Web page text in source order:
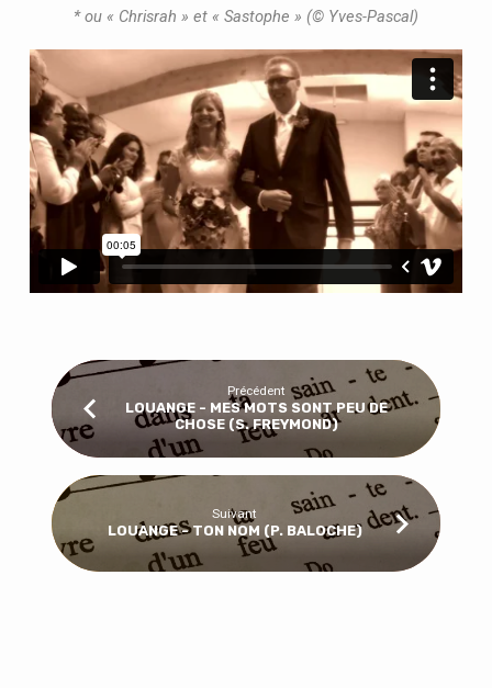
* ou « Chrisrah » et « Sastophe » (© Yves-Pascal)
Précédent
LOUANGE - MES MOTS SONT PEU DE
CHOSE (S. FREYMOND)
Suivant
LOUANGE - TON NOM (P. BALOCHE)